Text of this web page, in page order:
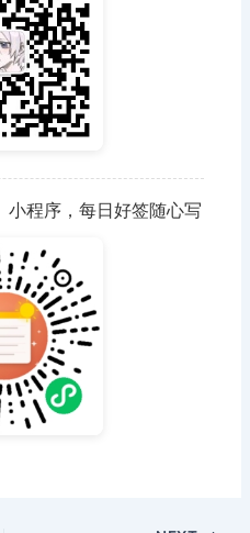
程序，每日好签随心写